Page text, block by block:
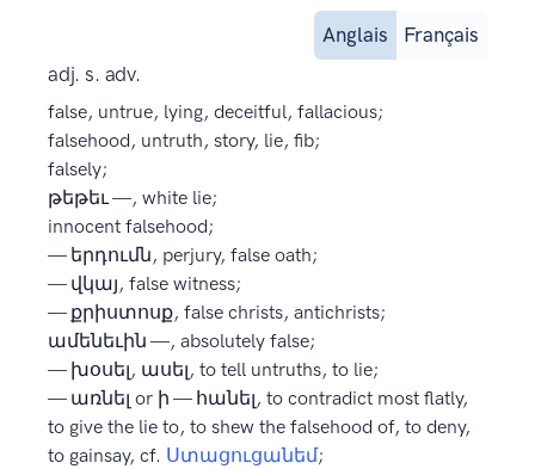
Anglais
Français
adj. s. adv.
false, untrue, lying, deceitful, fallacious;
falsehood, untruth, story, lie, fib;
falsely;
թեթեւ —, white lie;
innocent falsehood;
— երդումն, perjury, false oath;
— վկայ, false witness;
— քրիստոսք, false christs, antichrists;
ամենեւին —, absolutely false;
— խօսել, ասել, to tell untruths, to lie;
— առնել or ի — հանել, to contradict most flatly,
to give the lie to, to shew the falsehood of, to deny,
to gainsay, cf. Ստացուցանեմ;